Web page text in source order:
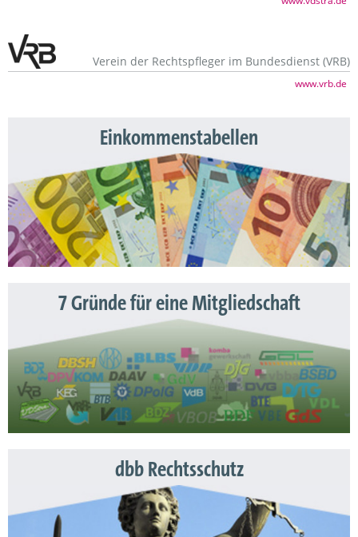
Verein der Rechtspfleger im Bundesdienst (VRB)
www.vrb.de
Einkommenstabellen
7 Gründe für eine Mitgliedschaft
dbb Rechtsschutz